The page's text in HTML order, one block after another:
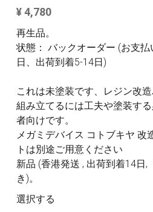
商品カテゴリー
メタルパーツ
MG と 1/100 改造キット
その他
PG RG HG SD 改造キット
改造パーツ
検索
¥ 4,780
再生品。
状態： バックオーダー (お支
日、出荷到着5-14日)
これは未塗装です、レジン改造
組み立てるには工夫や塗装す
者向けです。
メガミデバイス コトブキヤ 改
トは別途ご用意ください
新品 (香港発送 , 出荷到着14日,
き)。
選択する